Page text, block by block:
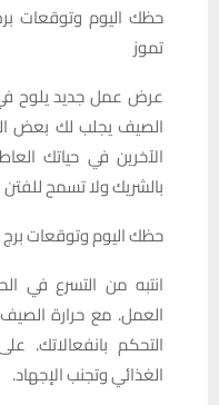
تموز
عرض عمل جديد يلوح
الصيف يجلب لك بعض
الآخرين في حياتك
بالشريك ولا تسمح للفتن
حظك اليوم وتوقعات برج الأسد
انتبه من التسرع في
العمل. مع حرارة
التحكم بانفعالاتك.
الغذائي وتجنب الإجهاد.